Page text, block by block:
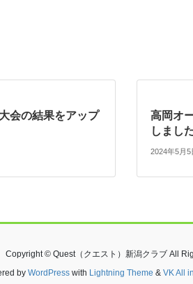
会の結果をアップ
高岡オ
しました
2024年5月5
Copyright © Quest（クエスト）新潟クラブ All
by WordPresswith Lightning Theme & VK All